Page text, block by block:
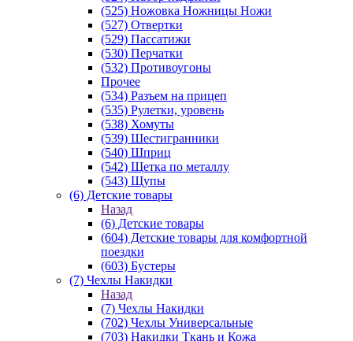
(525) Ножовка Ножницы Ножи
(527) Отвертки
(529) Пассатижи
(530) Перчатки
(532) Противоугоны
Прочее
(534) Разъем на прицеп
(535) Рулетки, уровень
(538) Хомуты
(539) Шестигранники
(540) Шприц
(542) Щетка по металлу
(543) Щупы
(6) Детские товары
Назад
(6) Детские товары
(604) Детские товары для комфортной
поездки
(603) Бустеры
(7) Чехлы Накидки
Назад
(7) Чехлы Накидки
(702) Чехлы Универсальные
(703) Накидки Ткань и Кожа